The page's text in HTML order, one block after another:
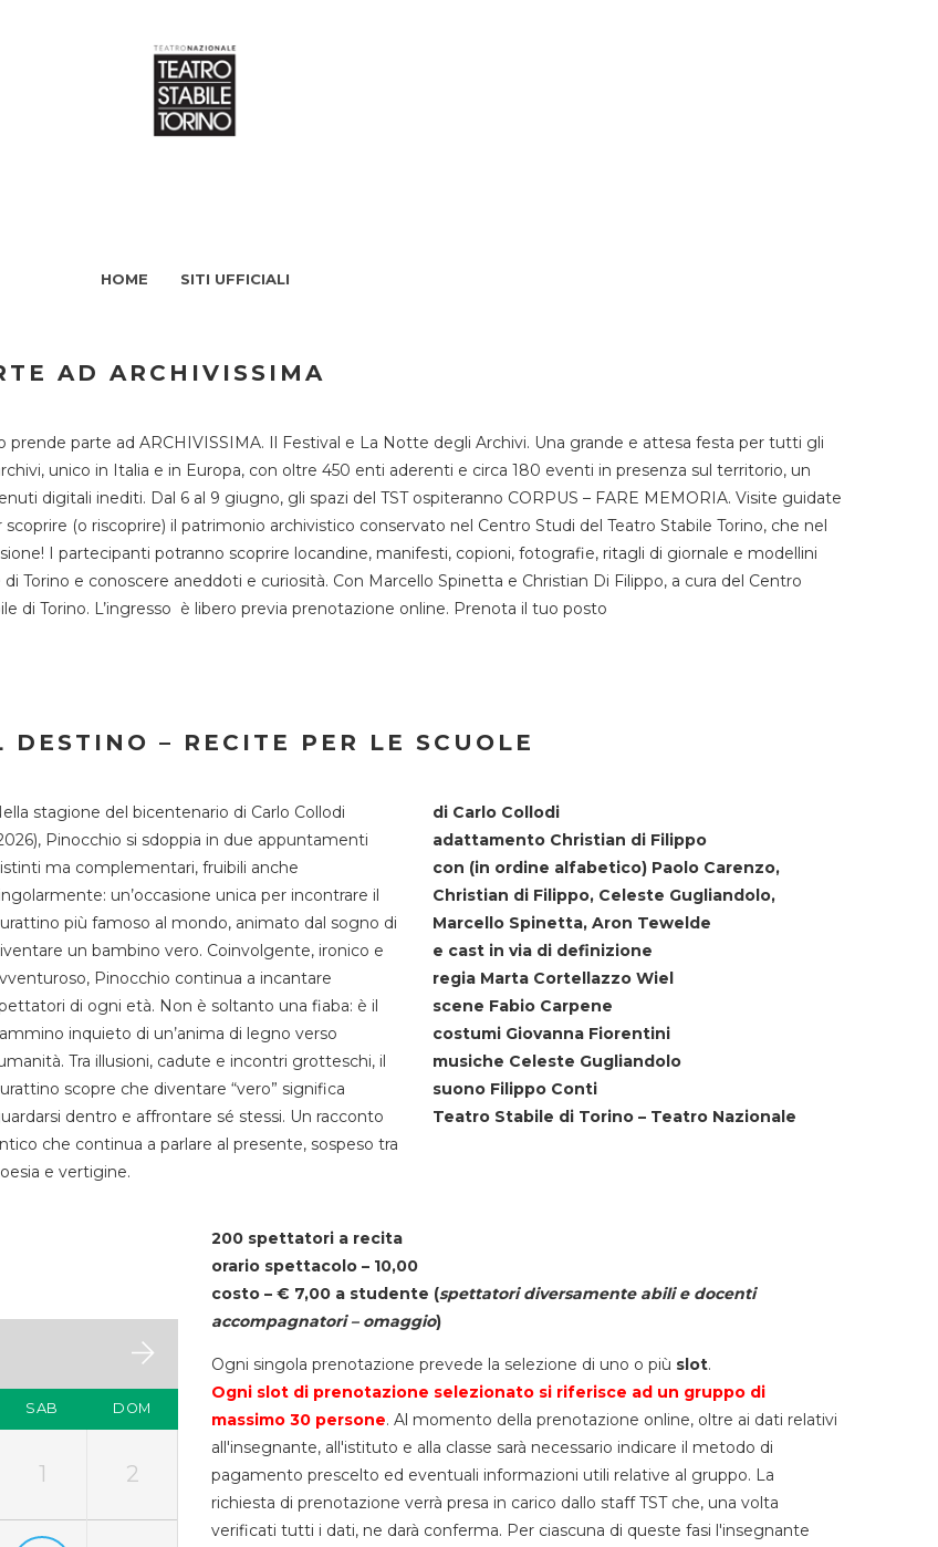
HOME SITI UFFICIALI
AD ARCHIVISSIMA
prende parte ad ARCHIVISSIMA. Il Festival e La Notte degli Archivi. Una grande e attesa festa per tutti gli
unico in Italia e in Europa, con oltre 450 enti aderenti e circa 180 eventi in presenza sul territorio, un
digitali inediti. Dal 6 al 9 giugno, gli spazi del TST ospiteranno CORPUS – FARE MEMORIA. Visite guidate
(o riscoprire) il patrimonio archivistico conservato nel Centro Studi del Teatro Stabile Torino, che nel
I partecipanti potranno scoprire locandine, manifesti, copioni, fotografie, ritagli di giornale e modellini
Torino e conoscere aneddoti e curiosità. Con Marcello Spinetta e Christian Di Filippo, a cura del Centro
di Torino. L’ingresso è libero previa prenotazione online. Prenota il tuo posto
– RECITE PER LE SCUOLE
stagione del bicentenario di Carlo Collodi
Pinocchio si sdoppia in due appuntamenti
ma complementari, fruibili anche
un’occasione unica per incontrare il
più famoso al mondo, animato dal sogno di
un bambino vero. Coinvolgente, ironico e
Pinocchio continua a incantare
di ogni età. Non è soltanto una fiaba: è il
inquieto di un’anima di legno verso
Tra illusioni, cadute e incontri grotteschi, il
scopre che diventare “vero” significa
dentro e affrontare sé stessi. Un racconto
che continua a parlare al presente, sospeso tra
e vertigine.
di Carlo Collodi
adattamento Christian di Filippo
con (in ordine alfabetico) Paolo Carenzo,
Christian di Filippo, Celeste Gugliandolo,
Marcello Spinetta, Aron Tewelde
e cast in via di definizione
regia Marta Cortellazzo Wiel
scene Fabio Carpene
costumi Giovanna Fiorentini
musiche Celeste Gugliandolo
suono Filippo Conti
Teatro Stabile di Torino – Teatro Nazionale
SAB DOM
1 2
200 spettatori a recita
orario spettacolo – 10,00
costo – € 7,00 a studente (spettatori diversamente abili e docenti
accompagnatori – omaggio)
Ogni singola prenotazione prevede la selezione di uno o più slot.
Ogni slot di prenotazione selezionato si riferisce ad un gruppo di
massimo 30 persone. Al momento della prenotazione online, oltre ai dati relativi
all'insegnante, all'istituto e alla classe sarà necessario indicare il metodo di
pagamento prescelto ed eventuali informazioni utili relative al gruppo. La
richiesta di prenotazione verrà presa in carico dallo staff TST che, una volta
verificati tutti i dati, ne darà conferma. Per ciascuna di queste fasi l'insegnante